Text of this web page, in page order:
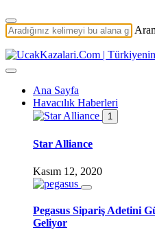
Ana Sayfa
Havacılık Haberleri
1
Star Alliance
Kasım 12, 2020
Pegasus Sipariş Adetini
Geliyor